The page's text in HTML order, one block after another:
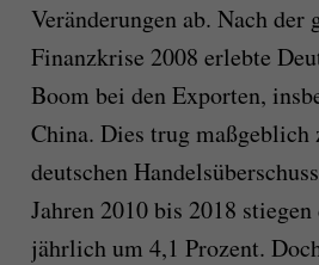
Veränderungen ab. Nach der
Finanzkrise 2008 erlebte
Boom bei den Exporten,
China. Dies trug maßgeblich
deutschen
Jahren 2010 bis 2018
jährlich um 4,1 Prozent.